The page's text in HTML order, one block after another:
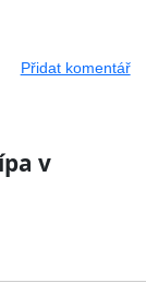
Přidat komentář
v